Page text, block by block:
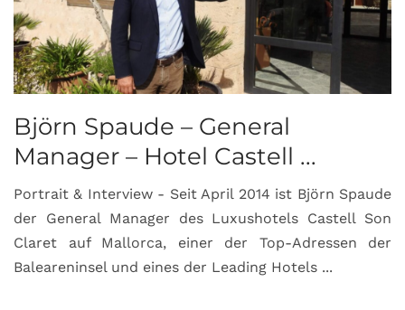
Björn Spaude – General
Manager – Hotel Castell ...
Portrait & Interview - Seit April 2014 ist Björn Spaude
der General Manager des Luxushotels Castell Son
Claret auf Mallorca, einer der Top-Adressen der
Baleareninsel und eines der Leading Hotels ...